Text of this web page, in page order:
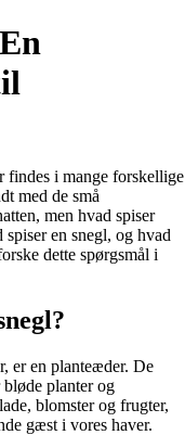
findes i mange forskellige
med de små
men hvad spiser
en snegl, og hvad
dette spørgsmål i
er en planteæder. De
planter og
blomster og frugter,
gæst i vores haver.